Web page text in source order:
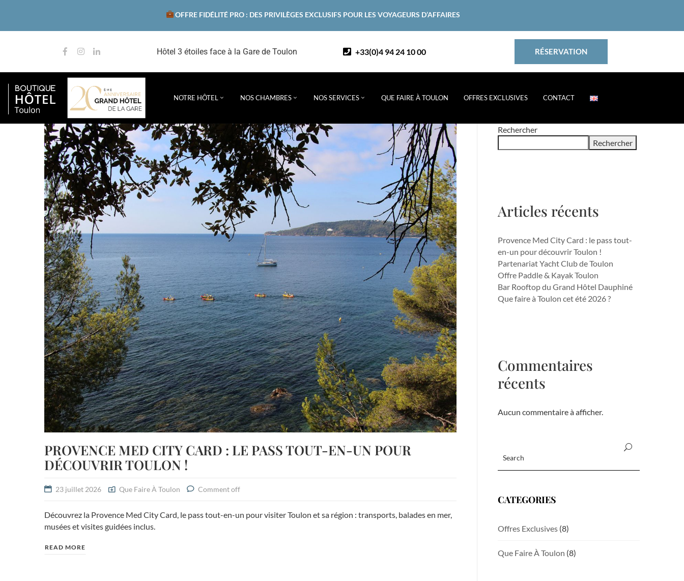
OFFRE FIDÉLITÉ PRO : DES PRIVILÈGES EXCLUSIFS POUR LES VOYAGEURS D’AFFAIRES
Hôtel 3 étoiles face à la Gare de Toulon +33(0)4 94 24 10 00 RÉSERVATION
NOTRE HÔTEL NOS CHAMBRES NOS SERVICES QUE FAIRE À TOULON OFFRES EXCLUSIVES CONTACT
PROVENCE MED CITY CARD : LE PASS TOUT-EN-UN POUR
DÉCOUVRIR TOULON !
23 juillet 2026 Que Faire À Toulon Comment off
Découvrez la Provence Med City Card, le pass tout-en-un pour visiter Toulon et sa région : transports, balades en mer,
musées et visites guidées inclus.
READ MORE
Rechercher
Rechercher
Articles récents
Provence Med City Card : le pass tout-
en-un pour découvrir Toulon !
Partenariat Yacht Club de Toulon
Offre Paddle & Kayak Toulon
Bar Rooftop du Grand Hôtel Dauphiné
Que faire à Toulon cet été 2026 ?
Commentaires
récents
Aucun commentaire à afficher.
CATEGORIES
Offres Exclusives (8)
Que Faire À Toulon (8)